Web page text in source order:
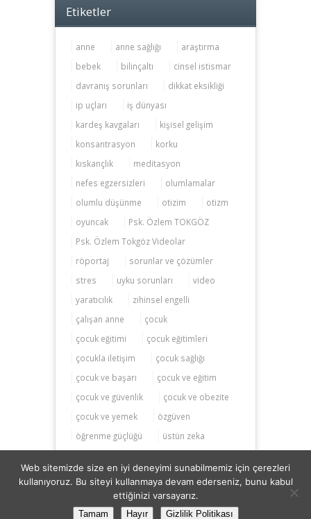
Etiketler
anne anne sağlığı
araştırma
bebek
bilinçaltı
cinsel istismar
davranış sorunları
dikkat eksikliği
ip uçları
iş dünyası
kardeş kavgaları
kişisel gelişim
konsantrasyon
korku
kıskançlık
meditasyon
nefes egzersizleri
olumlamalar
olumlu düşünme
otizim
otizm
oyuncak
Psk. Özlem TOKGÖZ
Psk. Özlem Tokgöz Videolar
röportaj
sorunlar ve çözümler
stres
uyku sorunları
video
yaratıcılık
zihinsel engelli
çalışan anne
çocuk
çocuk eğitimi
çocuk eğitimleri
çocukla iletişim
çocuk sağlığı
çocuk ve başarı
çocuk ve eğitim
çocuk ve güvenlik
çocuk ve obezite
çocuk ve yemek
özgüven
öğrenme güçlüğü
üstün zeka
Zihinsel Gelişim ® 2014-2026
Web sitemizde size en iyi deneyimi sunabilmemiz için çerezleri
kullanıyoruz. Bu siteyi kullanmaya devam ederseniz, bunu kabul
ettiğinizi varsayarız.
Tamam Hayır Gizlilik Politikası